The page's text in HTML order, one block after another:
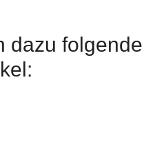
dazu folgende